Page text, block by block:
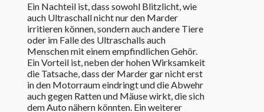
Ein Nachteil ist, dass sowohl Blitzlicht, wie
auch Ultraschall nicht nur den Marder
irritieren können, sondern auch andere Tiere
oder im Falle des Ultraschalls auch
Menschen mit einem empfindlichen Gehör.
Ein Vorteil ist, neben der hohen Wirksamkeit
die Tatsache, dass der Marder gar nicht erst
in den Motorraum eindringt und die Abwehr
auch gegen Ratten und Mäuse wirkt, die sich
dem Auto nähern könnten. Ein weiterer